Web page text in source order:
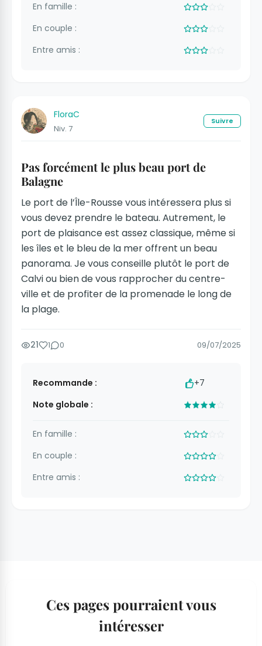
En famille :
En couple :
Entre amis :
FloraC
Niv. 7
Suivre
Pas forcément le plus beau port de
Balagne
Le port de l’Île-Rousse vous intéressera plus si
vous devez prendre le bateau. Autrement, le
port de plaisance est assez classique, même si
les îles et le bleu de la mer offrent un beau
panorama. Je vous conseille plutôt le port de
Calvi ou bien de vous rapprocher du centre-
ville et de profiter de la promenade le long de
la plage.
21 1 0 09/07/2025
Recommande :
+7
Note globale :
En famille :
En couple :
Entre amis :
Ces pages pourraient vous
intéresser